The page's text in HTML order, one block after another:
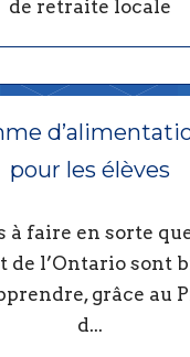
de retraite locale
pour les élèves
à faire en sorte
de l’Ontario sont
grâce au
d...